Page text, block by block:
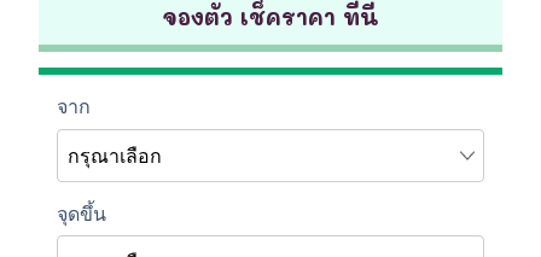
จองตั๋ว เช็คราคา ที่นี่